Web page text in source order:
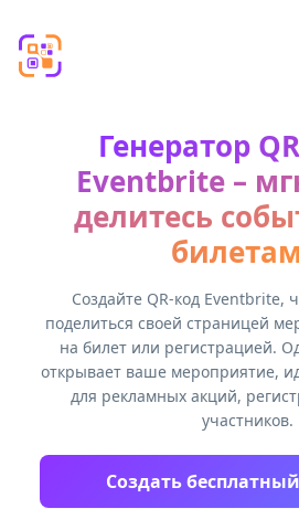
Генератор
Eventbrite –
делитесь
Создайте QR-код Eventbrite,
поделиться своей страницей
на билет или регистрацией.
открывает ваше мероприятие,
для рекламных акций,
участников.
Создать